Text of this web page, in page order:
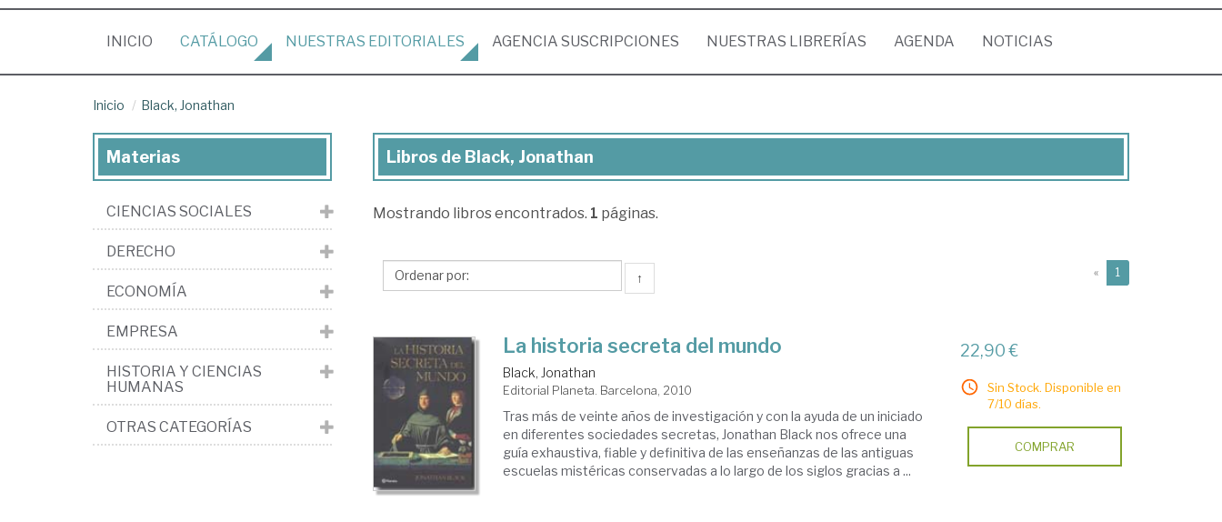
INICIO (CURRENT)
CATÁLOGO NUESTRAS EDITORIALES AGENCIA SUSCRIPCIONES NUESTRAS LIBRERÍAS AGENDA NOTICIAS
Inicio Black, Jonathan
Libros
Black,
Libros de Black, Jonathan
Mostrando libros encontrados. 1 páginas.
↑ « 1
La historia secreta del mundo
Black, Jonathan
Editorial Planeta. Barcelona, 2010
Tras más de veinte años de investigación y con la ayuda de un iniciado
en diferentes sociedades secretas, Jonathan Black nos ofrece una
guía exhaustiva, fiable y definitiva de las enseñanzas de las antiguas
escuelas mistéricas conservadas a lo largo de los siglos gracias a ...
22,90 €
Sin Stock. Disponible en
7/10 días.
COMPRAR
Materias
CIENCIAS SOCIALES
DERECHO
ECONOMÍA
EMPRESA
HISTORIA Y CIENCIAS
HUMANAS
OTRAS CATEGORÍAS